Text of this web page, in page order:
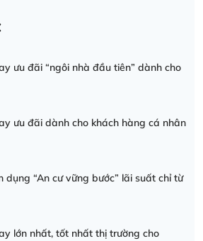
ưu đãi “ngôi nhà đầu tiên” dành cho
ưu đãi dành cho khách hàng cá nhân
dụng “An cư vững bước” lãi suất chỉ từ
lớn nhất, tốt nhất thị trường cho